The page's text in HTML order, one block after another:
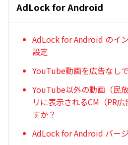
AdLock for Android
AdLock for Android のイ
設定
YouTube動画を広告なし
YouTube以外の動画（民
リに表示されるCM（PR
すか？
AdLock for Android バー